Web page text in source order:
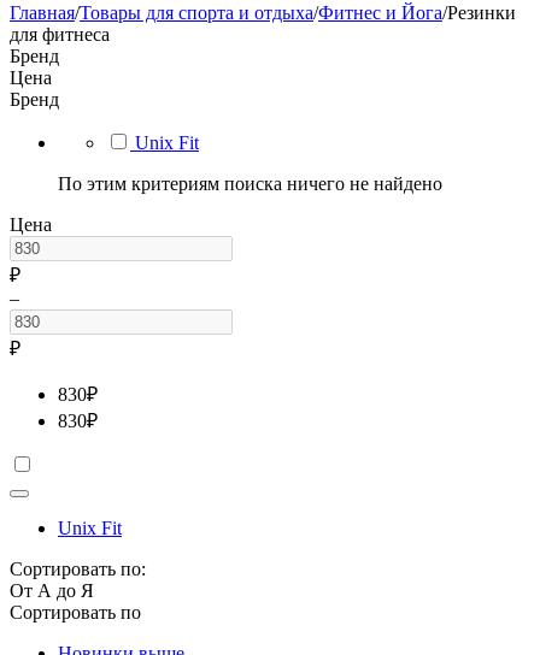
Главная/Товары для спорта и отдыха/Фитнес и Йога/Резинки
для фитнеса
Бренд
Цена
Бренд
Unix Fit
По этим критериям поиска ничего не найдено
Цена
₽
–
₽
830₽
830₽
Unix Fit
Сортировать по:
От А до Я
Сортировать по